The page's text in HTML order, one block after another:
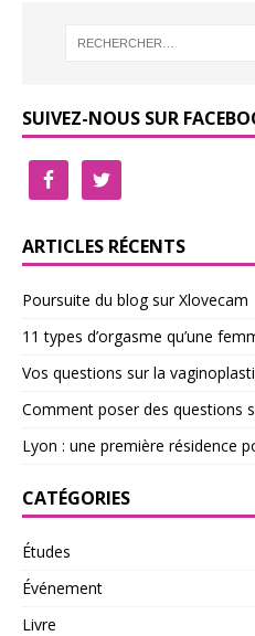
SUIVEZ-NOUS SUR
ARTICLES RÉCENTS
Poursuite du blog sur Xlovecam
11 types d’orgasme qu’une
Vos questions sur la
Comment poser des questions
Lyon : une première résidence
CATÉGORIES
Études
Événement
Livre